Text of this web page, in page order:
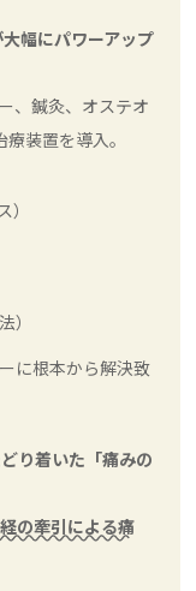
幅にパワーアップ
、鍼灸、オステオ
装置を導入。
）
に根本から解決致
り着いた「痛みの
の牽引による痛